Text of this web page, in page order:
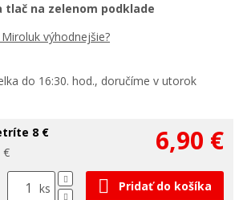
výhodnejšie?
tlač na zelenom podklade
do 16:30. hod., doručíme v utorok
8 €
€
6,90 €
ks Pridať do košíka